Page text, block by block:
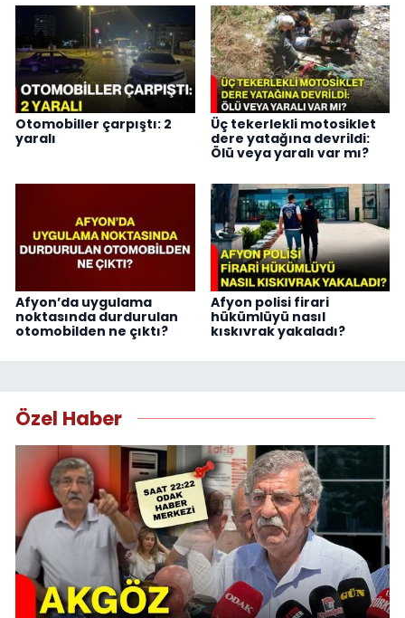
Otomobiller çarpıştı: 2
yaralı
Üç tekerlekli motosiklet
dere yatağına devrildi:
Ölü veya yaralı var mı?
Afyon’da uygulama
noktasında durdurulan
otomobilden ne çıktı?
Afyon polisi firari
hükümlüyü nasıl
kıskıvrak yakaladı?
Özel Haber